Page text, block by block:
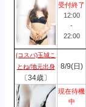
受付終了
12:00
-
22:00
(コスパ)玉城こ
とね/地元出身
〔34歳〕
8/9(日)
現在待機
中